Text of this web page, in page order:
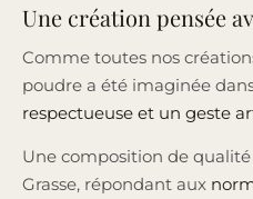
Une création pensée
Comme toutes nos
poudre a été imaginée
respectueuse et un geste
Une composition de
Grasse, répondant aux